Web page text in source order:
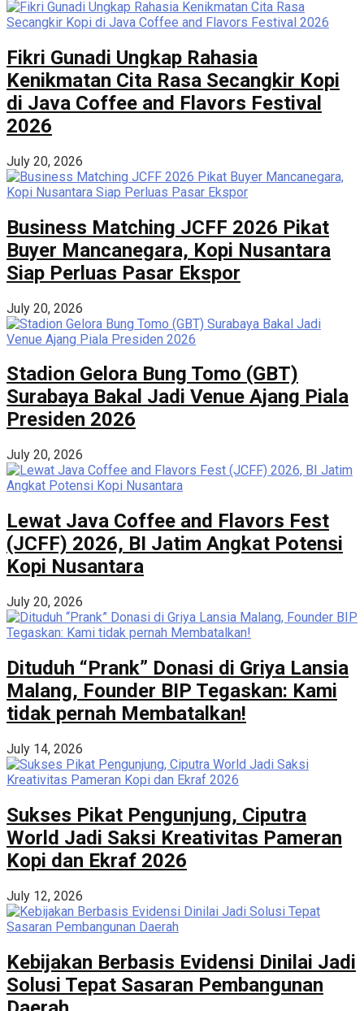
Fikri Gunadi Ungkap Rahasia
Kenikmatan Cita Rasa Secangkir Kopi
di Java Coffee and Flavors Festival
2026
July 20, 2026
Business Matching JCFF 2026 Pikat
Buyer Mancanegara, Kopi Nusantara
Siap Perluas Pasar Ekspor
July 20, 2026
Stadion Gelora Bung Tomo (GBT)
Surabaya Bakal Jadi Venue Ajang Piala
Presiden 2026
July 20, 2026
Lewat Java Coffee and Flavors Fest
(JCFF) 2026, BI Jatim Angkat Potensi
Kopi Nusantara
July 20, 2026
Dituduh “Prank” Donasi di Griya Lansia
Malang, Founder BIP Tegaskan: Kami
tidak pernah Membatalkan!
July 14, 2026
Sukses Pikat Pengunjung, Ciputra
World Jadi Saksi Kreativitas Pameran
Kopi dan Ekraf 2026
July 12, 2026
Kebijakan Berbasis Evidensi Dinilai Jadi
Solusi Tepat Sasaran Pembangunan